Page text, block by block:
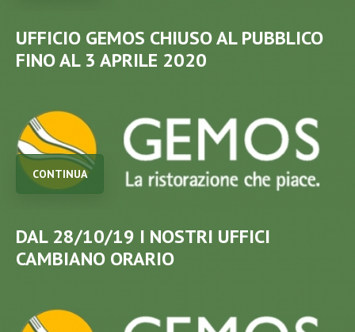
UFFICIO GEMOS CHIUSO AL PUBBLICO
FINO AL 3 APRILE 2020
CONTINUA
DAL 28/10/19 I NOSTRI UFFICI
CAMBIANO ORARIO